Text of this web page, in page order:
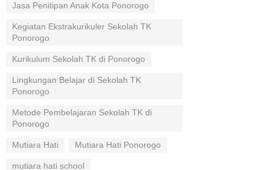
Jasa Penitipan Anak Kota Ponorogo
Kegiatan Ekstrakurikuler Sekolah TK
Ponorogo
Kurikulum Sekolah TK di Ponorogo
Lingkungan Belajar di Sekolah TK
Ponorogo
Metode Pembelajaran Sekolah TK di
Ponorogo
Mutiara Hati Mutiara Hati Ponorogo
mutiara hati school